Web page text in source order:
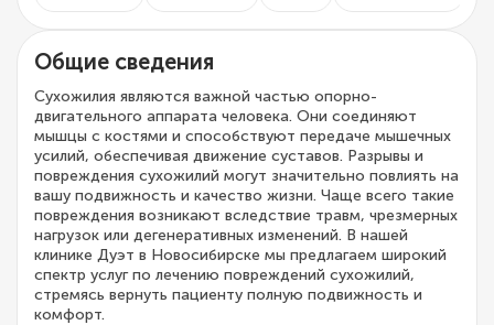
Общие сведения
Сухожилия являются важной частью опорно-
двигательного аппарата человека. Они соединяют
мышцы с костями и способствуют передаче мышечных
усилий, обеспечивая движение суставов. Разрывы и
повреждения сухожилий могут значительно повлиять на
вашу подвижность и качество жизни. Чаще всего такие
повреждения возникают вследствие травм, чрезмерных
нагрузок или дегенеративных изменений. В нашей
клинике Дуэт в Новосибирске мы предлагаем широкий
спектр услуг по лечению повреждений сухожилий,
стремясь вернуть пациенту полную подвижность и
комфорт.